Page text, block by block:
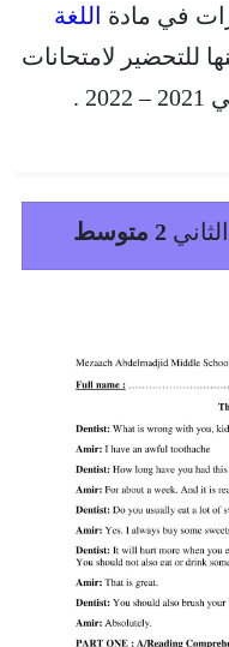
في مادة اللغة
للتحضير لامتحانات
.
2 متوسط